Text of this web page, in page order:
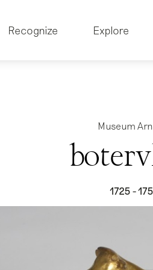
Recognize Explore
Museum
1725 -